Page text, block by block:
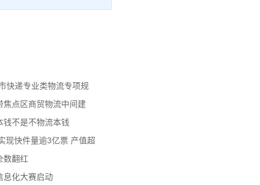
快递专业类物流专项规
焦点区商贸物流中间建
钱不是不物流本钱
现快件量逾3亿票 产值超
数翻红
息化大赛启动